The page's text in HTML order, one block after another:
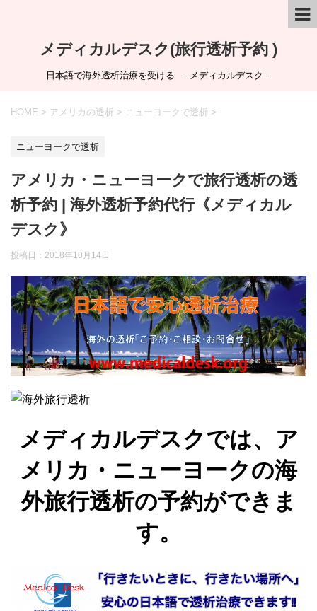
メディカルデスク(旅行透析予約 )
日本語で海外透析治療を受ける - メディカルデスク –
HOME > アメリカの透析 > ニューヨークで透析 >
ニューヨークで透析
アメリカ・ニューヨークで旅行透析の透
析予約 | 海外透析予約代行《メディカル
デスク》
投稿日： 2018年10月14日
メディカルデスクでは、ア
メリカ・ニューヨークの海
外旅行透析の予約ができま
す。